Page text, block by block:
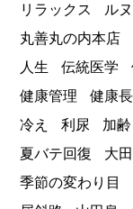
リラックス
ル
丸善丸の内本店
人生
伝統医学
健康管理
健康
冷え
利尿 加齢
夏バテ回復
大
季節の変わり目